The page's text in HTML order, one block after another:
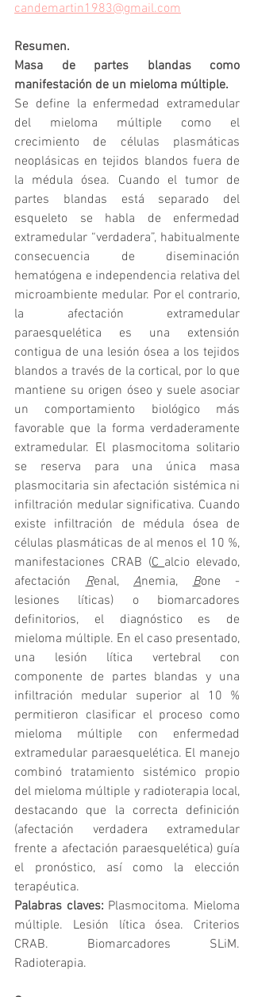
candemartin1983@gmail.com
Resumen.
Masa de partes blandas como
manifestación de un mieloma múltiple.
Se define la enfermedad extramedular
del mieloma múltiple como el
crecimiento de células plasmáticas
neoplásicas en tejidos blandos fuera de
la médula ósea. Cuando el tumor de
partes blandas está separado del
esqueleto se habla de enfermedad
extramedular “verdadera”, habitualmente
consecuencia de diseminación
hematógena e independencia relativa del
microambiente medular. Por el contrario,
la afectación extramedular
paraesquelética es una extensión
contigua de una lesión ósea a los tejidos
blandos a través de la cortical, por lo que
mantiene su origen óseo y suele asociar
un comportamiento biológico más
favorable que la forma verdaderamente
extramedular. El plasmocitoma solitario
se reserva para una única masa
plasmocitaria sin afectación sistémica ni
infiltración medular significativa. Cuando
existe infiltración de médula ósea de
células plasmáticas de al menos el 10 %,
manifestaciones CRAB (C_alcio elevado,
afectación Renal, Anemia, Bone -
lesiones líticas) o biomarcadores
definitorios, el diagnóstico es de
mieloma múltiple. En el caso presentado,
una lesión lítica vertebral con
componente de partes blandas y una
infiltración medular superior al 10 %
permitieron clasificar el proceso como
mieloma múltiple con enfermedad
extramedular paraesquelética. El manejo
combinó tratamiento sistémico propio
del mieloma múltiple y radioterapia local,
destacando que la correcta definición
(afectación verdadera extramedular
frente a afectación paraesquelética) guía
el pronóstico, así como la elección
terapéutica.
Palabras claves: Plasmocitoma. Mieloma
múltiple. Lesión lítica ósea. Criterios
CRAB. Biomarcadores SLiM.
Radioterapia.